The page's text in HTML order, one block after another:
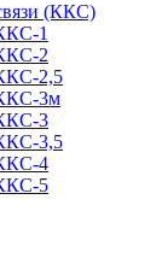
(ККС)
1
2
2,5
3м
3
3,5
4
5